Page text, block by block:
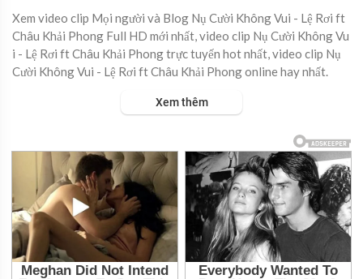
Xem video clip Mọi người và Blog Nụ Cười Không Vui - Lệ Rơi ft
Châu Khải Phong Full HD mới nhất, video clip Nụ Cười Không Vu
i - Lệ Rơi ft Châu Khải Phong trực tuyến hot nhất, video clip Nụ
Cười Không Vui - Lệ Rơi ft Châu Khải Phong online hay nhất.
Xem thêm